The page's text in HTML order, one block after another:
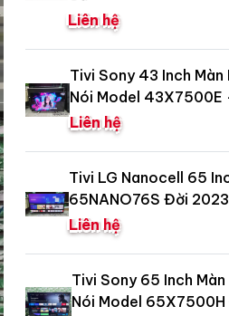
Liên hệ
Tivi Sony 43 Inch Màn
Nói Model 43X7500E
Liên hệ
Tivi LG Nanocell 65
65NANO76S Đời
Liên hệ
Tivi Sony 65 Inch
Nói Model 65X7500H